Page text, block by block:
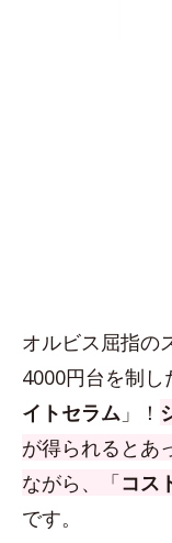
オルビス屈指の
4000円台を制し
イトセラム 」！
が得られるとあ
ながら、「コス
です。